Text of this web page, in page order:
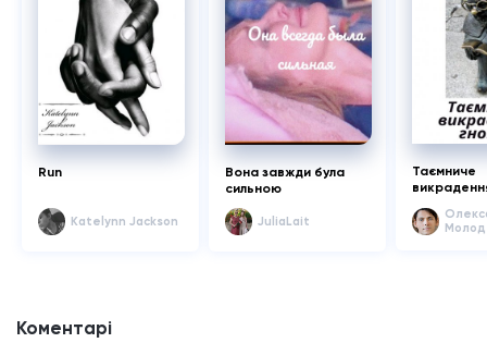
Run
Katelynn Jackson
Вона завжди була
сильною
JuliaLait
Таємниче
Коментарі